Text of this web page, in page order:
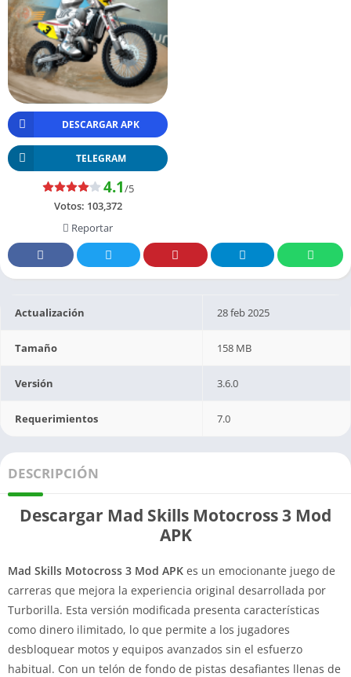
DESCARGAR APK
TELEGRAM
4.1/5
Votos: 103,372
Reportar
Actualización 28 feb 2025
Tamaño 158 MB
Versión 3.6.0
Requerimientos 7.0
DESCRIPCIÓN
Descargar Mad Skills Motocross 3 Mod
APK
Mad Skills Motocross 3 Mod APK es un emocionante juego de
carreras que mejora la experiencia original desarrollada por
Turborilla. Esta versión modificada presenta características
como dinero ilimitado, lo que permite a los jugadores
desbloquear motos y equipos avanzados sin el esfuerzo
habitual. Con un telón de fondo de pistas desafiantes llenas de